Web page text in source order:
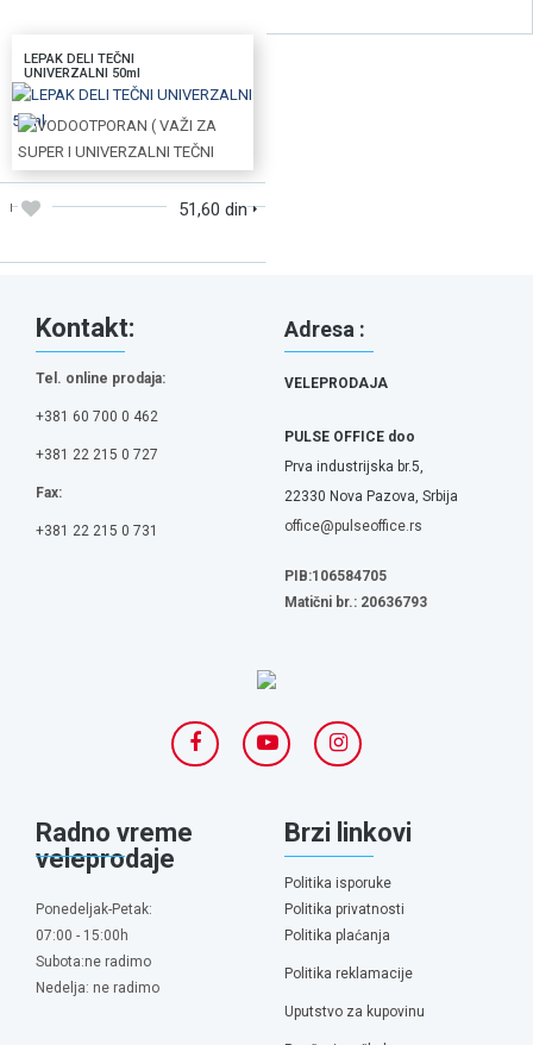
LEPAK DELI TEČNI
UNIVERZALNI 50ml
51,60 din
Kontakt:
Tel. online prodaja:
+381 60 700 0 462
+381 22 215 0 727
Fax:
+381 22 215 0 731
Adresa :
VELEPRODAJA
PULSE OFFICE doo
Prva industrijska br.5,
22330 Nova Pazova, Srbija
office@pulseoffice.rs
PIB:106584705
Matični br.: 20636793
Radno vreme
veleprodaje
Ponedeljak-Petak:
07:00 - 15:00h
Subota:ne radimo
Nedelja: ne radimo
Brzi linkovi
Politika isporuke
Politika privatnosti
Politika plaćanja
Politika reklamacije
Uputstvo za kupovinu